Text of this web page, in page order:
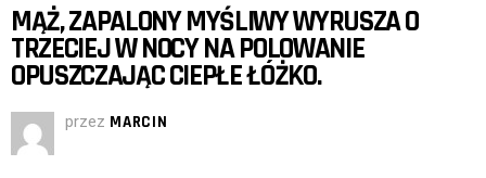
MĄŻ, ZAPALONY MYŚLIWY WYRUSZA O
TRZECIEJ W NOCY NA POLOWANIE
OPUSZCZAJĄC CIEPŁE ŁÓŻKO.
przez MARCIN